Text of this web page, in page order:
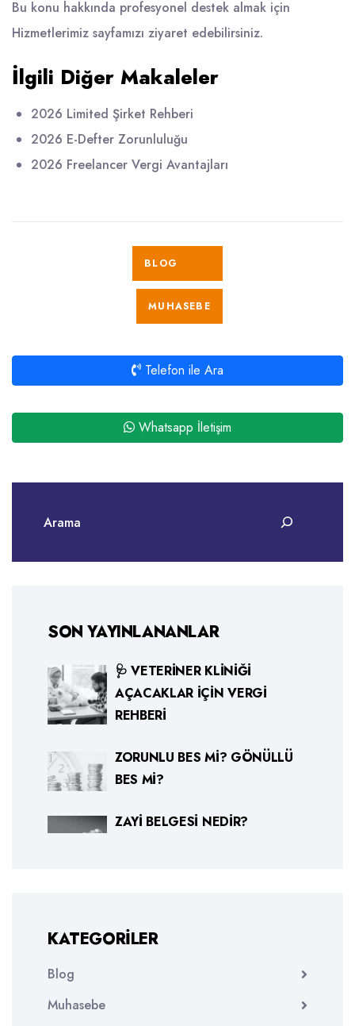
Bu konu hakkında profesyonel destek almak için
Hizmetlerimiz sayfamızı ziyaret edebilirsiniz.
İlgili Diğer Makaleler
2026 Limited Şirket Rehberi
2026 E-Defter Zorunluluğu
2026 Freelancer Vergi Avantajları
BLOG
MUHASEBE
Telefon ile Ara
Whatsapp İletişim
SON YAYINLANANLAR
🩺 VETERINER KLINIĞI
AÇACAKLAR İÇIN VERGI
REHBERI
ZORUNLU BES MI? GÖNÜLLÜ
BES MI?
ZAYI BELGESI NEDIR?
KATEGORILER
Blog
Muhasebe